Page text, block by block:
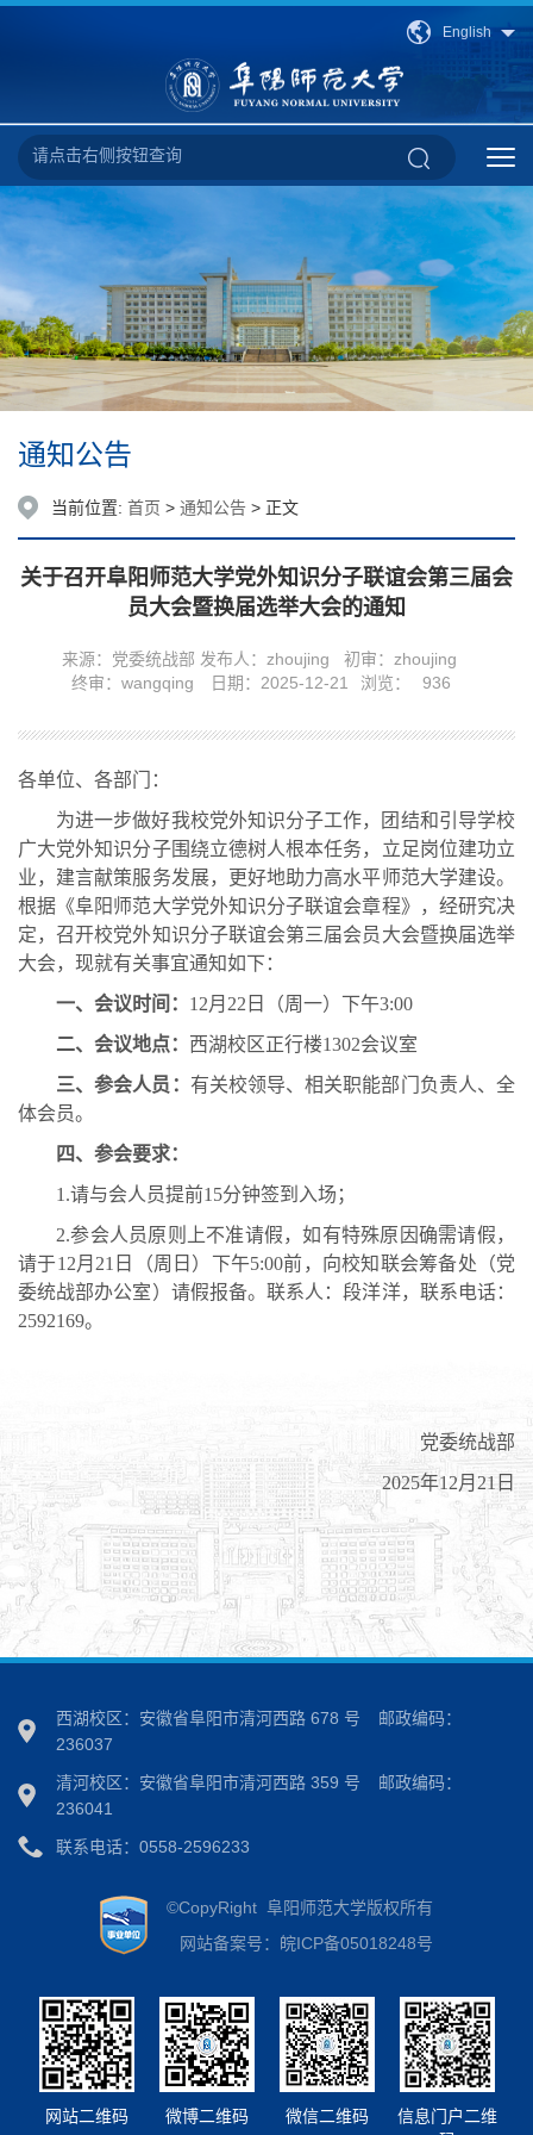
English
通知公告
当前位置: 首页 > 通知公告 > 正文
关于召开阜阳师范大学党外知识分子联谊会第三届会
员大会暨换届选举大会的通知
来源：党委统战部 发布人：zhoujing
初审：zhoujing
终审：wangqing
日期：2025-12-21 浏览： 936
各单位、各部门：
为进一步做好我校党外知识分子工作，团结和引导学校
广大党外知识分子围绕立德树人根本任务，立足岗位建功立
业，建言献策服务发展，更好地助力高水平师范大学建设。
根据《阜阳师范大学党外知识分子联谊会章程》，经研究决
定，召开校党外知识分子联谊会第三届会员大会暨换届选举
大会，现就有关事宜通知如下：
一、会议时间： 12月22日（周一）下午3:00
二、会议地点： 西湖校区正行楼1302会议室
三、参会人员： 有关校领导、相关职能部门负责人、全
体会员。
四、参会要求：
1.请与会人员提前15分钟签到入场；
2.参会人员原则上不准请假，如有特殊原因确需请假，
请于12月21日（周日）下午5:00前，向校知联会筹备处（党
委统战部办公室）请假报备。联系人：段洋洋，联系电话：
2592169。
党委统战部
2025年12月21日
西湖校区：安徽省阜阳市清河西路 678 号
邮政编码：
236037
清河校区：安徽省阜阳市清河西路 359 号
邮政编码：
236041
联系电话：0558-2596233
©CopyRight 阜阳师范大学版权所有
网站备案号：皖ICP备05018248号
网站二维码 微博二维码 微信二维码
信息门户二维